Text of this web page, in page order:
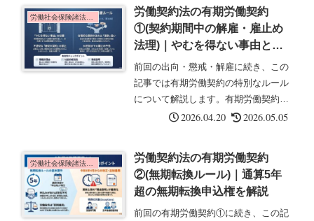
いて、当該出向の命令が、その必要...
労働社会保険諸法令の基礎知識
労働契約法の有期労働契約
①(契約期間中の解雇・雇止め
法理)｜やむを得ない事由と雇
止め法理を解説
前回の出向・懲戒・解雇に続き、この
記事では有期労働契約の特別なルール
について解説します。有期労働契約に
は、期間中の解雇制限と雇止めに関す
次の2つの規定があります。①期間...
2026.04.20 2026.05.05
労働社会保険諸法令の基礎知識
労働契約法の有期労働契約
②(無期転換ルール)｜通算5年
超の無期転換申込権を解説
前回の有期労働契約①に続き、この記